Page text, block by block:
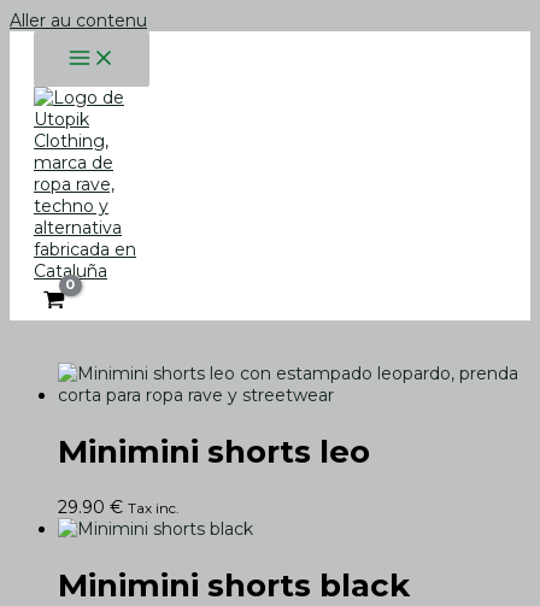
Aller au contenu
Minimini shorts leo
29.90 € Tax inc.
Minimini shorts black